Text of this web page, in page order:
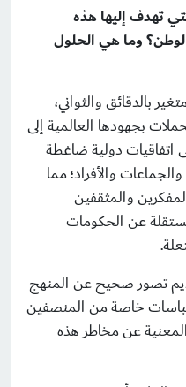
تهدف إليها هذه
وما هي الحلول
بالدقائق والثواني،
بجهودها العالمية إلى
اتفاقيات دولية ضاغطة
والأفراد؛ مما
والمثقفين
عن الحكومات
تصور صحيح عن المنهج
خاصة من المنصفين
عن مخاطر هذه